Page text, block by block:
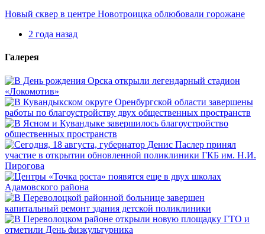
Новый сквер в центре Новотроицка облюбовали горожане
2 года назад
Галерея